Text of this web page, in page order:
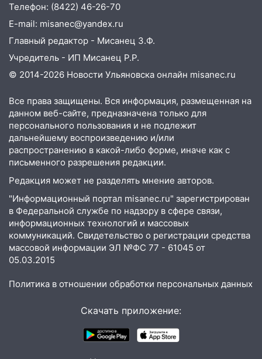
17:08
Ульяновский областной суд
оставил в силе приговор руководству
«УльяновскФармации» за махинации на
3,2 млн рублей
16:09 Ветераны легкой атлетики из
Чемпионате России
16:02 В Ульяновской области убрали
более 28% площадей зерновых и
зернобобовых культур
15:51 Бросила кирпич в жену брата: в
Ульяновской области завели дело на
агрессивную женщину
15:47 На улице Радищева сбили
курьера: крупная авария в Ульяновске
15:15
Проводил до квартиры и ограбил:
новый кавалер женщины оказался
по улице Ефремова
67% ульяновцев готовы
передумать увольняться, если им
Телефон: (8422) 46-26-70
E-mail: misanec@yandex.ru
Главный редактор - Мисанец З.Ф.
Учредитель - ИП Мисанец Р.Р.
© 2014-2026 Новости Ульяновска онлайн misanec.ru
Все права защищены. Вся информация, размещенная на
данном веб-сайте, предназначена только для
персонального пользования и не подлежит
дальнейшему воспроизведению и/или
распространению в какой-либо форме, иначе как с
письменного разрешения редакции.
Редакция может не разделять мнение авторов.
"Информационный портал misanec.ru" зарегистрирован
в Федеральной службе по надзору в сфере связи,
информационных технологий и массовых
коммуникаций. Свидетельство о регистрации средства
массовой информации ЭЛ №ФС 77 - 61045 от
05.03.2015
Политика в отношении обработки персональных данных
Скачать приложение: